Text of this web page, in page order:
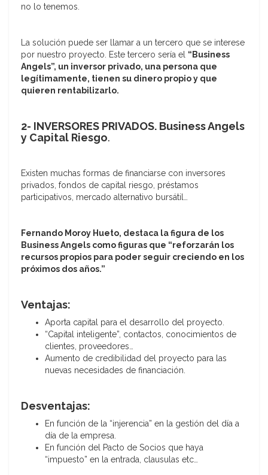
no lo tenemos.
La solución puede ser llamar a un tercero que se interese
por nuestro proyecto. Este tercero sería el “Business
Angels”, un inversor privado, una persona que
legítimamente, tienen su dinero propio y que
quieren rentabilizarlo.
2- INVERSORES PRIVADOS. Business Angels
y Capital Riesgo.
Existen muchas formas de financiarse con inversores
privados, fondos de capital riesgo, préstamos
participativos, mercado alternativo bursátil…
Fernando Moroy Hueto, destaca la figura de los
Business Angels como figuras que “reforzarán los
recursos propios para poder seguir creciendo en los
próximos dos años.”
Ventajas:
Aporta capital para el desarrollo del proyecto.
“Capital inteligente”, contactos, conocimientos de
clientes, proveedores…
Aumento de credibilidad del proyecto para las
nuevas necesidades de financiación.
Desventajas:
En función de la “injerencia” en la gestión del día a
día de la empresa.
En función del Pacto de Socios que haya
“impuesto” en la entrada, clausulas etc…